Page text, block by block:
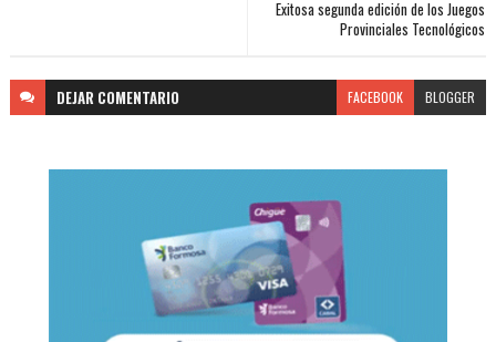
Exitosa segunda edición de los Juegos
Provinciales Tecnológicos
DEJAR COMENTARIO FACEBOOK BLOGGER